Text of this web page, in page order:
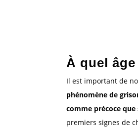
À quel
Il est important de
phénomène de
comme précoce que
premiers signes de